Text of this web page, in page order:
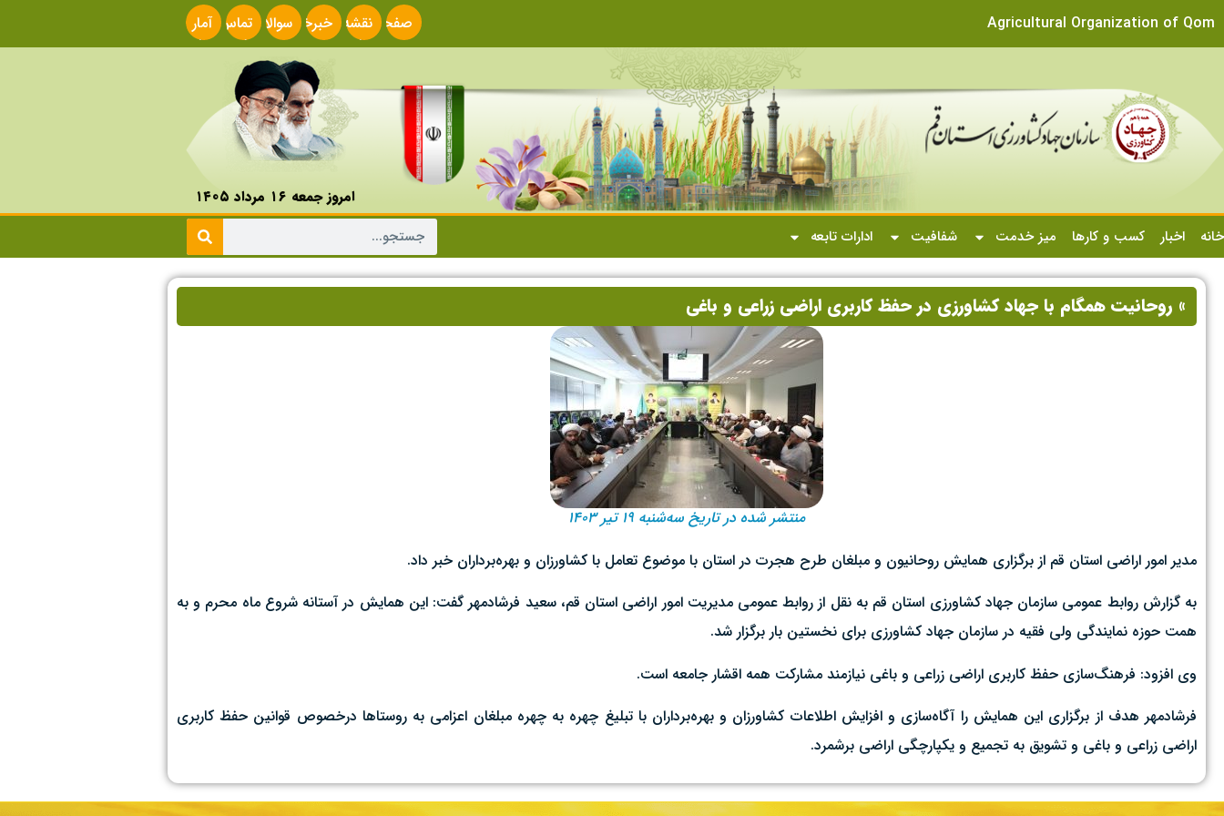
Agricultural Organization of Qom
صفحه
اصلی
نقشه
سایت
خبرخوانسوالات
متداول
تماس
با ما
آمار
سایت
امروز جمعه ۱۶ مرداد ۱۴۰۵
خانه
اخبار کسب و کارها میز خدمت شفافیت ادارات تابعه
» روحانیت همگام با جهاد کشاورزی در حفظ کاربری اراضی زراعی و باغی
منتشر شده در تاریخ سه‌شنبه ۱۹ تیر ۱۴۰۳
مدیر امور اراضی استان قم از برگزاری همایش روحانیون و مبلغان طرح هجرت در استان با موضوع تعامل با کشاورزان و بهره‌برداران خبر داد.
به گزارش روابط عمومی سازمان جهاد کشاورزی استان قم به نقل از روابط عمومی مدیریت امور اراضی استان قم، سعید فرشادمهر گفت: این همایش در آستانه شروع ماه محرم و‌ به
همت حوزه نمایندگی ولی فقیه در سازمان جهاد کشاورزی‌ برای نخستین بار برگزار شد.
وی افزود: فرهنگ‌سازی حفظ کاربری اراضی زراعی و باغی نیازمند مشارکت همه اقشار جامعه است.
فرشادمهر هدف از برگزاری این همایش را آگاه‌سازی و افزایش اطلاعات کشاورزان و بهره‌برداران با تبلیغ چهره به چهره مبلغان اعزامی به روستاها درخصوص قوانین حفظ کاربری
اراضی زراعی و باغی و تشویق به تجمیع و یکپارچگی‌ اراضی برشمرد.